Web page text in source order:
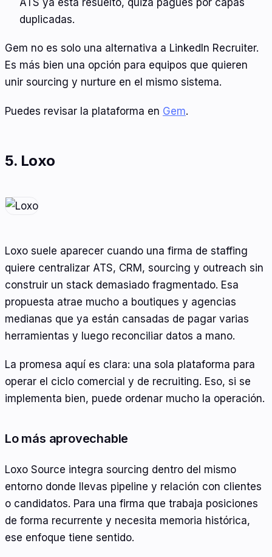
duplicadas.
Gem no es solo una alternativa a LinkedIn Recruiter.
Es más bien una opción para equipos que quieren
unir sourcing y nurture en el mismo sistema.
Puedes revisar la plataforma en Gem.
5. Loxo
Loxo suele aparecer cuando una firma de staffing
quiere centralizar ATS, CRM, sourcing y outreach sin
construir un stack demasiado fragmentado. Esa
propuesta atrae mucho a boutiques y agencias
medianas que ya están cansadas de pagar varias
herramientas y luego reconciliar datos a mano.
La promesa aquí es clara: una sola plataforma para
operar el ciclo comercial y de recruiting. Eso, si se
implementa bien, puede ordenar mucho la operación.
Lo más aprovechable
Loxo Source integra sourcing dentro del mismo
entorno donde llevas pipeline y relación con clientes
o candidatos. Para una firma que trabaja posiciones
de forma recurrente y necesita memoria histórica,
ese enfoque tiene sentido.